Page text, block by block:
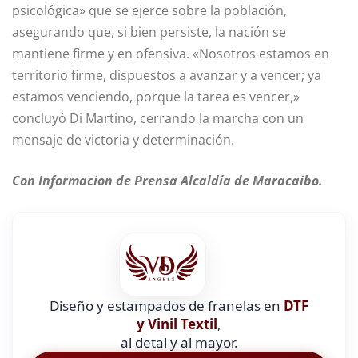
psicológica» que se ejerce sobre la población,
asegurando que, si bien persiste, la nación se
mantiene firme y en ofensiva. «Nosotros estamos en
territorio firme, dispuestos a avanzar y a vencer; ya
estamos venciendo, porque la tarea es vencer,»
concluyó Di Martino, cerrando la marcha con un
mensaje de victoria y determinación.
Con Informacion de Prensa Alcaldía de Maracaibo.
Diseño y estampados de franelas en DTF
y Vinil Textil,
al detal y al mayor.